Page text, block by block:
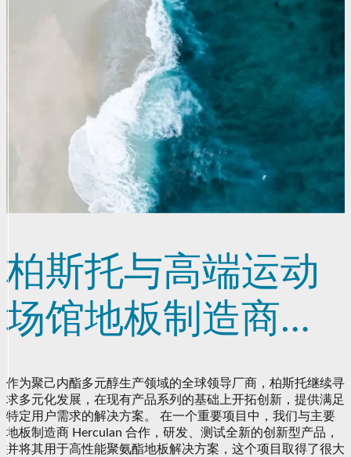
柏斯托与高端运动
场馆地板制造商
Herculan 携手打造
成功秘诀
作为聚己内酯多元醇生产领域的全球领导厂商，柏斯托继续寻
求多元化发展，在现有产品系列的基础上开拓创新，提供满足
特定用户需求的解决方案。 在一个重要项目中，我们与主要
地板制造商 Herculan 合作，研发、测试全新的创新型产品，
并将其用于高性能聚氨酯地板解决方案，这个项目取得了很大